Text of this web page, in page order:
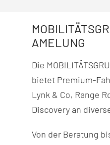
AMELUNG
Die
bietet Premium-
Lynk & Co, Range
Discovery an
Von der Beratung